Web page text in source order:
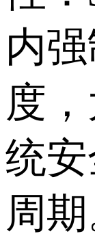
内
度
统
周期